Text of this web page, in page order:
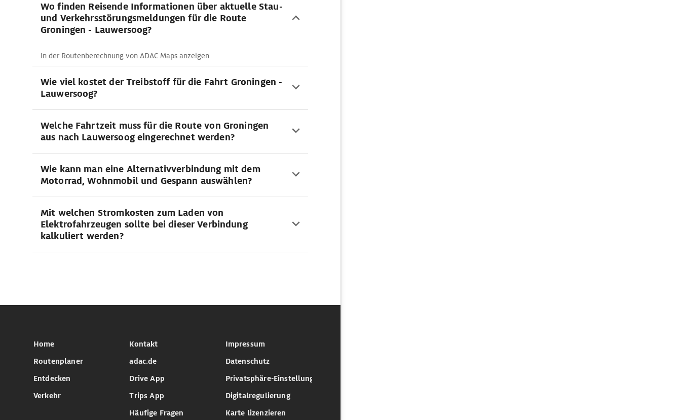
Wo finden Reisende Informationen über aktuelle Stau-
und Verkehrsstörungsmeldungen für die Route
Groningen - Lauwersoog?
In der Routenberechnung von ADAC Maps anzeigen
Wie viel kostet der Treibstoff für die Fahrt Groningen -
Lauwersoog?
Welche Fahrtzeit muss für die Route von Groningen
aus nach Lauwersoog eingerechnet werden?
Wie kann man eine Alternativverbindung mit dem
Motorrad, Wohnmobil und Gespann auswählen?
Mit welchen Stromkosten zum Laden von
Elektrofahrzeugen sollte bei dieser Verbindung
kalkuliert werden?
Home
Routenplaner
Entdecken
Verkehr
Kontakt
adac.de
Drive App
Trips App
Häufige Fragen
Impressum
Datenschutz
Privatsphäre-Einstellungen
Digitalregulierung
Karte lizenzieren